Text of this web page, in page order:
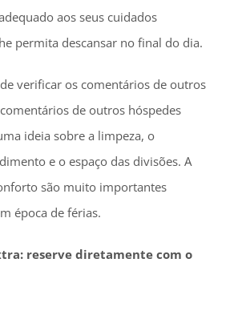
aos seus cuidados
permita descansar no final do dia.
verificar os comentários de outros
de outros hóspedes
ideia sobre a limpeza, o
e o espaço das divisões. A
são muito importantes
época de férias.
reserve diretamente com o